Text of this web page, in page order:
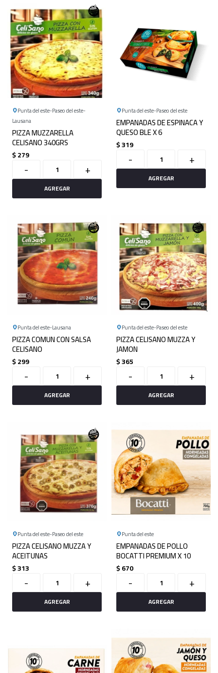
Punta del este Paseo del este
Lausana
PIZZA MUZZARELLA
CELISANO 340GRS
$279
- +
Punta del este Paseo del este
EMPANADAS DE ESPINACA Y
QUESO BLE X 6
$319
- +
Punta del este Lausana
PIZZA COMUN CON SALSA
CELISANO
$299
- +
Punta del este Paseo del este
PIZZA CELISANO MUZZA Y
JAMON
$365
- +
Punta del este Paseo del este
PIZZA CELISANO MUZZA Y
ACEITUNAS
$313
- +
Punta del este
EMPANADAS DE POLLO
BOCATTI PREMIUM X 10
$670
- +